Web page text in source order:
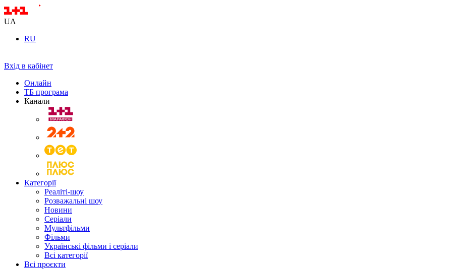
UA
RU
Вхід в кабінет
Онлайн
ТБ програма
Канали
Категорії
Реаліті-шоу
Розважальні шоу
Новини
Серіали
Мультфільми
Фільми
Українські фільми і серіали
Всі категорії
Всі проєкти